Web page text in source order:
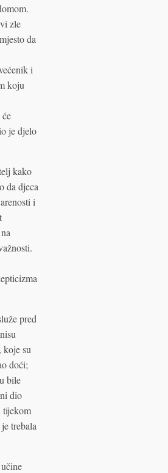
zle
da
i
koju
je djelo
kako
da djeca
i
pred
koje su
doći;
bile
dio
tijekom
trebala